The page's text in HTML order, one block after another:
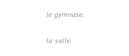
le gymnase.
la salle.